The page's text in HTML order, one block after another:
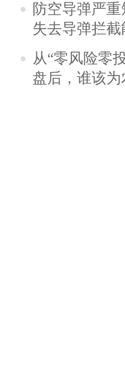
防空导弹严
失去导弹拦截
从“零风险零
盘后，谁该